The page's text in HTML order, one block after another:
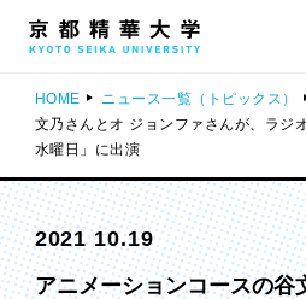
HOME ニュース一覧（トピックス）
文乃さんとオ ジョンファさんが、ラジ
水曜日」に出演
2021 10.19
アニメーションコースの谷